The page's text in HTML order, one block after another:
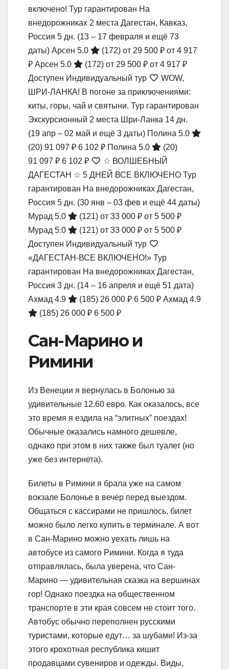
включено! Тур гарантирован На
внедорожниках 2 места Дагестан, Кавказ,
Россия 5 дн. (13 – 17 февраля и ещё 73
даты) Арсен 5.0 (172) от 29 500 ₽ от 4 917
₽ Арсен 5.0 (172) от 29 500 ₽ от 4 917 ₽
Доступен Индивидуальный тур
WOW,
ШРИ-ЛАНКА! В погоне за приключениями:
киты, горы, чай и святыни. Тур гарантирован
Экскурсионный 2 места Шри-Ланка 14 дн.
(19 апр – 02 май и ещё 3 даты) Полина 5.0
(20) 91 097 ₽ 6 102 ₽ Полина 5.0
(20)
91 097 ₽ 6 102 ₽
☆ ВОЛШЕБНЫЙ
ДАГЕСТАН ☆ 5 ДНЕЙ ВСЕ ВКЛЮЧЕНО Тур
гарантирован На внедорожниках Дагестан,
Россия 5 дн. (30 янв – 03 фев и ещё 44 даты)
Мурад 5.0
(121) от 33 000 ₽ от 5 500 ₽
Мурад 5.0
(121) от 33 000 ₽ от 5 500 ₽
Доступен Индивидуальный тур
«ДАГЕСТАН-ВСЕ ВКЛЮЧЕНО!» Тур
гарантирован На внедорожниках Дагестан,
Россия 3 дн. (14 – 16 апреля и ещё 51 дата)
Ахмад 4.9
(185) 26 000 ₽ 6 500 ₽ Ахмад 4.9
(185) 26 000 ₽ 6 500 ₽
Сан-Марино и
Римини
Из Венеции я вернулась в Болонью за
удивительные 12.60 евро. Как оказалось, все
это время я ездила на “элитных” поездах!
Обычные оказались намного дешевле,
однако при этом в них также был туалет (но
уже без интернета).
Билеты в Римини я брала уже на самом
вокзале Болонье в вечер перед выездом.
Общаться с кассирами не пришлось, билет
можно было легко купить в терминале. А вот
в Сан-Марино можно уехать лишь на
автобусе из самого Римини. Когда я туда
отправлялась, была уверена, что Сан-
Марино — удивительная сказка на вершинах
гор! Однако поездка на общественном
транспорте в эти края совсем не стоит того.
Автобус обычно переполнен русскими
туристами, которые едут… за шубами! Из-за
этого крохотная республика кишит
продавцами сувениров и одежды. Виды,